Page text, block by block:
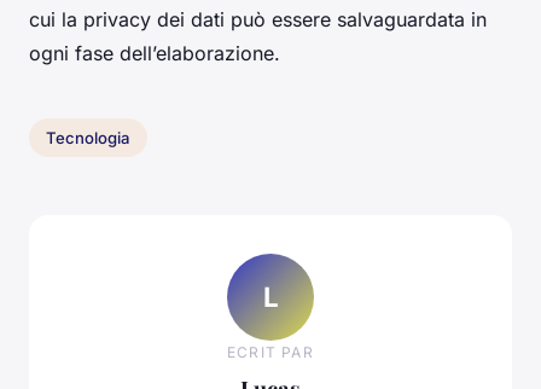
cui la privacy dei dati può essere salvaguardata in
ogni fase dell’elaborazione.
Tecnologia
L
ECRIT PAR